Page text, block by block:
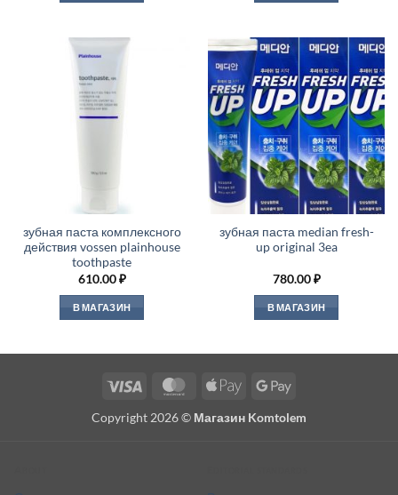
зубная паста комплексного
действия vossen plainhouse
toothpaste
610.00₽
В МАГАЗИН
зубная паста median fresh-
up original 3ea
780.00₽
В МАГАЗИН
Visa MasterCardApple
Google
Copyright 2026 © Магазин Komtolem